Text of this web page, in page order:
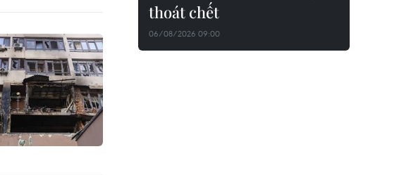
thoát chết
06/08/2026 09:00